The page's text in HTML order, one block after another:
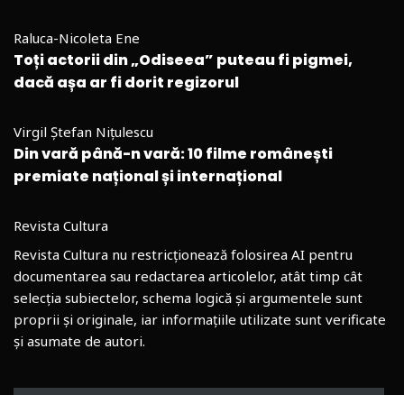
Raluca-Nicoleta Ene
Toți actorii din „Odiseea” puteau fi pigmei,
dacă așa ar fi dorit regizorul
Virgil Ștefan Nițulescu
Din vară până-n vară: 10 filme românești
premiate național și internațional
Revista Cultura
Revista Cultura nu restricționează folosirea AI pentru
documentarea sau redactarea articolelor, atât timp cât
selecția subiectelor, schema logică și argumentele sunt
proprii și originale, iar informațiile utilizate sunt verificate
și asumate de autori.